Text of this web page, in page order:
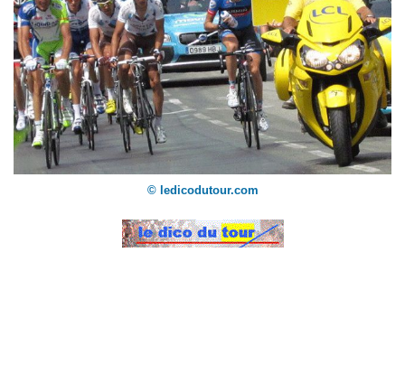
© ledicodutour.com